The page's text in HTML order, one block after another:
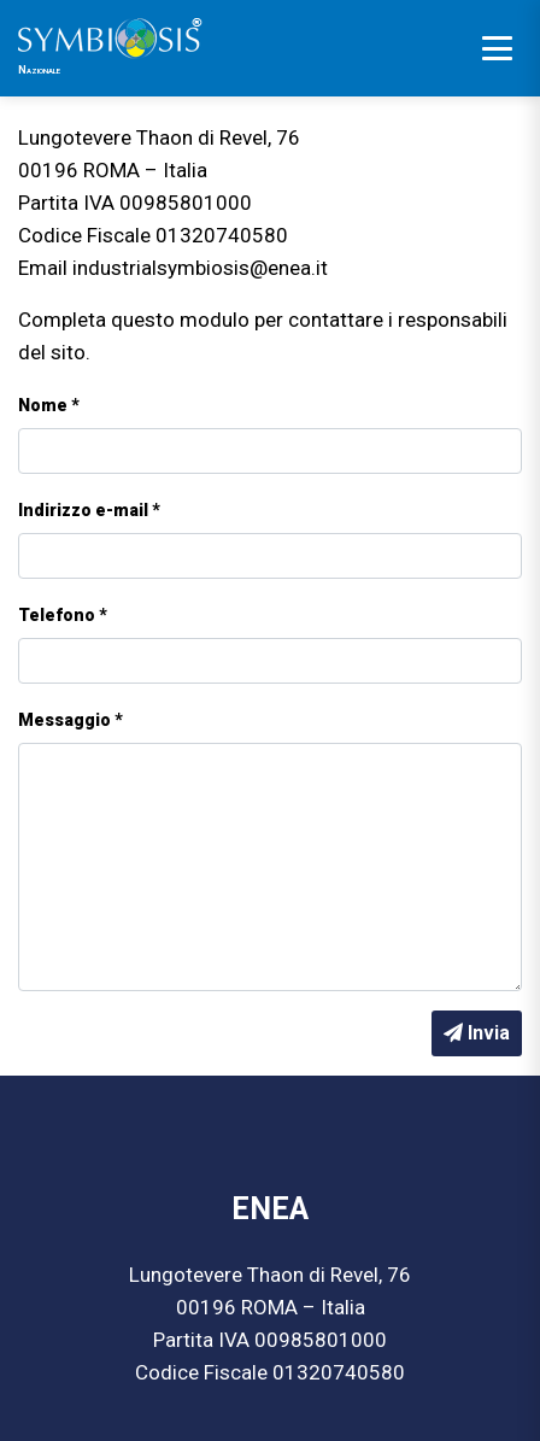
Piattaforma in fase di sviluppo.
Nazionale
Lungotevere Thaon di Revel, 76
00196 ROMA – Italia
Partita IVA 00985801000
Codice Fiscale 01320740580
Email industrialsymbiosis@enea.it
Completa questo modulo per contattare i responsabili
del sito.
Nome *
Indirizzo e-mail *
Telefono *
Messaggio *
Invia
ENEA
Lungotevere Thaon di Revel, 76
00196 ROMA – Italia
Partita IVA 00985801000
Codice Fiscale 01320740580